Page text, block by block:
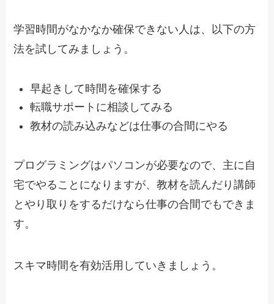
学習時間がなかなか確保できない人は、以下の方
法を試してみましょう。
早起きして時間を確保する
転職サポートに相談してみる
教材の読み込みなどは仕事の合間にやる
プログラミングはパソコンが必要なので、主に自
宅でやることになりますが、教材を読んだり講師
とやり取りをするだけなら仕事の合間でもできま
す。
スキマ時間を有効活用していきましょう。